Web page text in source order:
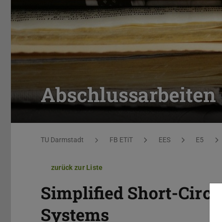
Abschlussarbeiten
Sie befinden sich hier:
TU Darmstadt FB ETiT EES E5
zurück zur Liste
Simplified Short-
Systems